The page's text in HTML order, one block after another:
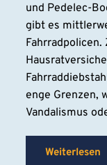
und Pedelec-
gibt es
Fahrradpolicen.
enge Grenzen,
Vandalismus
Weiterlesen